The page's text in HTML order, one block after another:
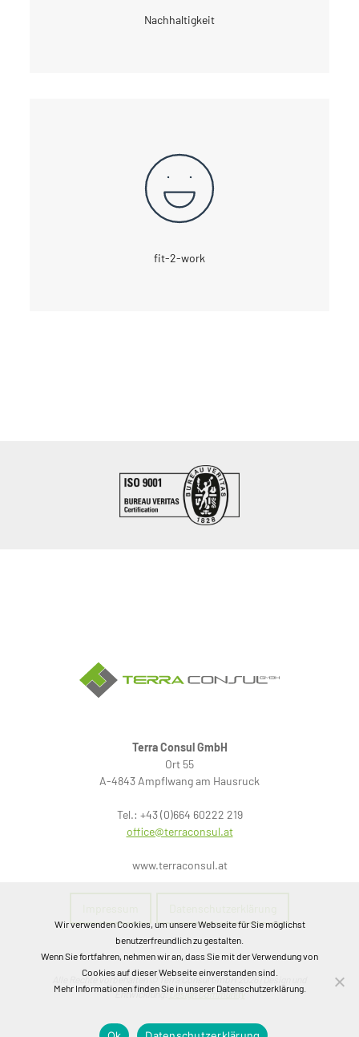
Nachhaltigkeit
fit-2-work
Terra Consul GmbH
Ort 55
A-4843 Ampflwang am Hausruck
Tel.: +43 (0)664 60222 219
office@terraconsul.at
www.terraconsul.at
Alle Rechte vorbehalten © Terra Consul GmbH 2026 | Design und
Entwicklung:Design Community
Wir verwenden Cookies, um unsere Webseite für Sie möglichst
benutzerfreundlich zu gestalten.
Wenn Sie fortfahren, nehmen wir an, dass Sie mit der Verwendung von
Cookies auf dieser Webseite einverstanden sind.
Mehr Informationen finden Sie in unserer Datenschutzerklärung.